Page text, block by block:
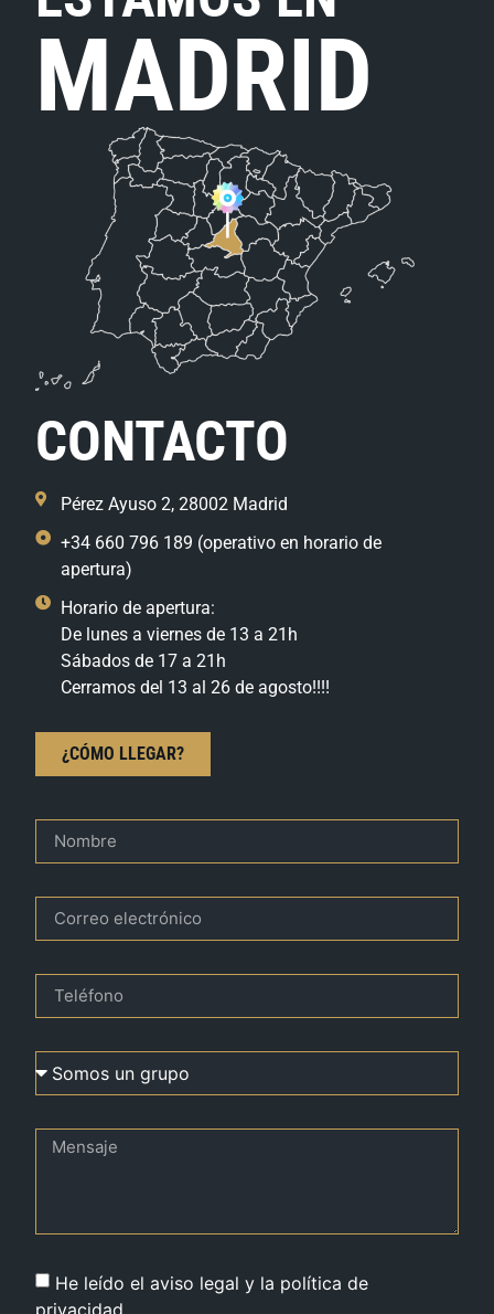
MADRID
CONTACTO
Pérez Ayuso 2, 28002 Madrid
+34 660 796 189 (operativo en horario de
apertura)
Horario de apertura:
De lunes a viernes de 13 a 21h
Sábados de 17 a 21h
Cerramos del 13 al 26 de agosto!!!!
¿CÓMO LLEGAR?
He leído el aviso legal y la política de
privacidad